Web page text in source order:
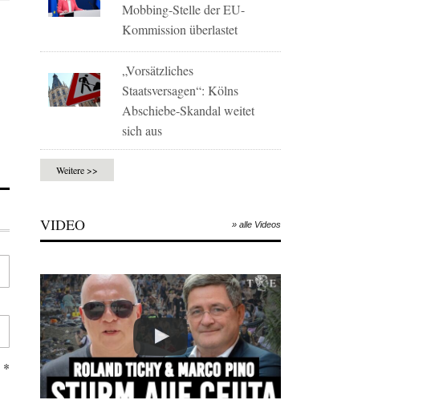
Mobbing-Stelle der EU-
Kommission überlastet
„Vorsätzliches
Staatsversagen“: Kölns
Abschiebe-Skandal weitet
sich aus
Weitere >>
VIDEO » alle Videos